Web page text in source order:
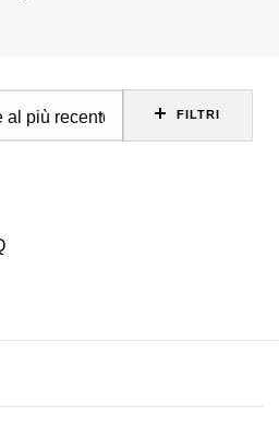
FILTRI